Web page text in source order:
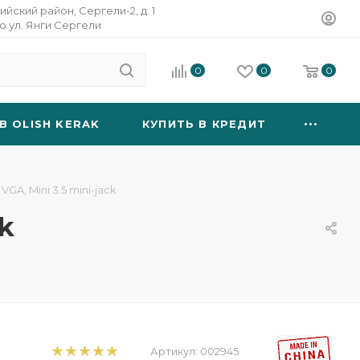
район, Сергели-2, д. 1
ул. Янги Сергели
0 0 0
OLISH KERAK КУПИТЬ В КРЕДИТ
Mini 3.5 mini-jack
Артикул: 002945